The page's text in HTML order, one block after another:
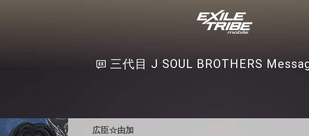
三代目 J SOUL BROTHERS
広臣☆由加